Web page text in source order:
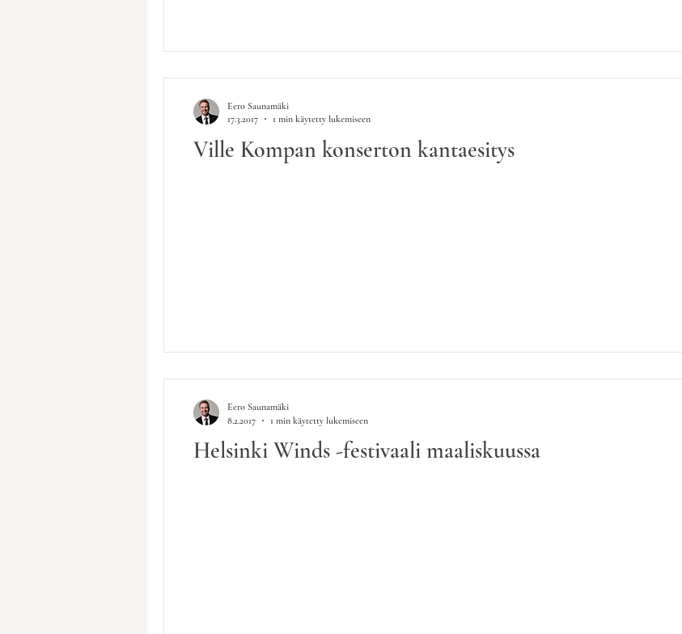
Ville Kompan konserton kantaesitys
Eero Saunamäki
17.3.2017
1 min käytetty lukemiseen
Helsinki Winds -festivaali maaliskuussa
Eero Saunamäki
8.2.2017
1 min käytetty lukemiseen